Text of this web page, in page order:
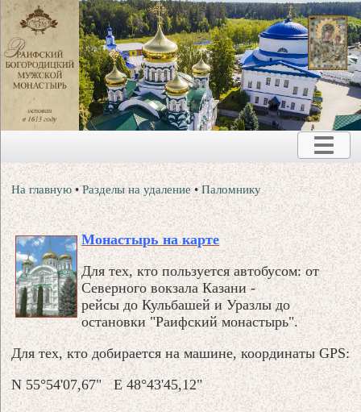
На главную •Разделы на удаление •Паломнику
Монастырь на карте
Для тех, кто пользуется автобусом: от
Cеверного вокзала Казани -
рейсы до Кульбашей и Уразлы до
остановки "Раифский монастырь".
Для тех, кто добирается на машине, координаты GPS:
N 55°54'07,67" E 48°43'45,12"